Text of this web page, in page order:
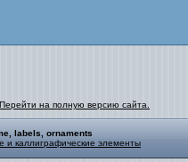
Перейти на полную версию сайта.
labels, ornaments
и каллиграфические элементы